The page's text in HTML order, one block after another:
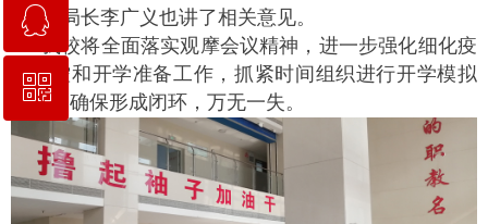
副局长李广义也讲了相关意见。
我校将全面落实观摩会议精神，进一步强化细化疫
情防控和开学准备工作，抓紧时间组织进行开学模拟
演练，确保形成闭环，万无一失。
0318-2258111
ꁗ
QQ客服
ꀥ